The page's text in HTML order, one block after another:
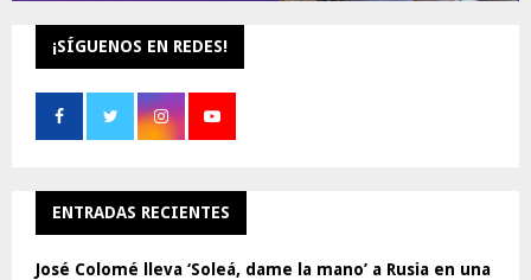
¡SÍGUENOS EN REDES!
ENTRADAS RECIENTES
José Colomé lleva ‘Soleá, dame la mano’ a Rusia en una